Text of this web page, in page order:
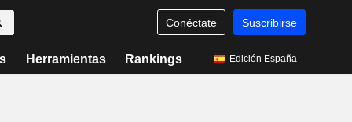
Conéctate Suscribirse
Herramientas Rankings Edición España